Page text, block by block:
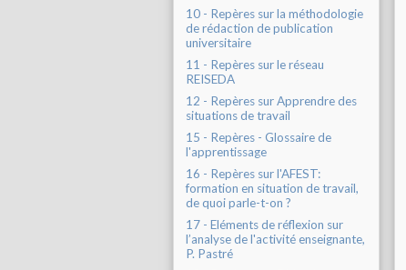
10 - Repères sur la méthodologie
de rédaction de publication
universitaire
11 - Repères sur le réseau
REISEDA
12 - Repères sur Apprendre des
situations de travail
15 - Repères - Glossaire de
l'apprentissage
16 - Repères sur l'AFEST:
formation en situation de travail,
de quoi parle-t-on ?
17 - Eléments de réflexion sur
l’analyse de l'activité enseignante,
P. Pastré